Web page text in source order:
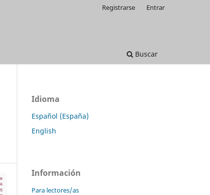
Buscar
Registrarse Entrar
Idioma
Español (España)
English
Información
Para lectores/as